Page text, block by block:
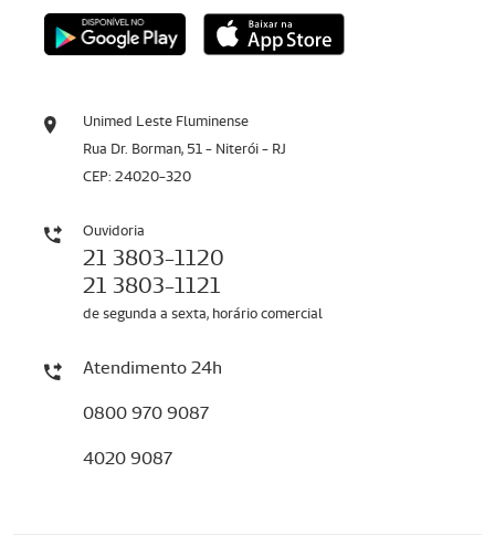
Unimed Leste Fluminense
Rua Dr. Borman, 51 - Niterói - RJ
CEP: 24020-320
Ouvidoria
21 3803-1120
21 3803-1121
de segunda a sexta, horário comercial
Atendimento 24h
0800 970 9087
4020 9087